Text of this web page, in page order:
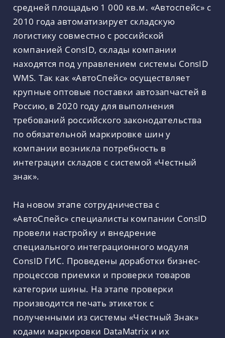
средней площадью 1 000 кв.м. «Автоспейс» с
2010 года автоматизирует складскую
логистику совместно с российской
компанией ConsID, склады компании
находятся под управлением системы ConsID
WMS. Так как «АвтоСпейс» осуществляет
крупные оптовые поставки автозапчастей в
Россию, в 2020 году для выполнения
требований российского законодательства
по обязательной маркировке шин у
компании возникла потребность в
интеграции складов с системой «Честный
знак».
На новом этапе сотрудничества с
«АвтоСпейс» специалисты компании ConsID
провели настройку и внедрение
специального интеграционного модуля
ConsID ГИС. Проведены доработки бизнес-
процессов приемки и проверки товаров
категории шины. На этапе проверки
производится печать этикеток с
полученными из системы «Честный Знак»
кодами маркировки DataMatrix и их